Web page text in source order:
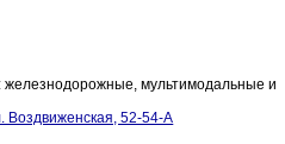
железнодорожные, мультимодальные и
Воздвиженская, 52-54-А